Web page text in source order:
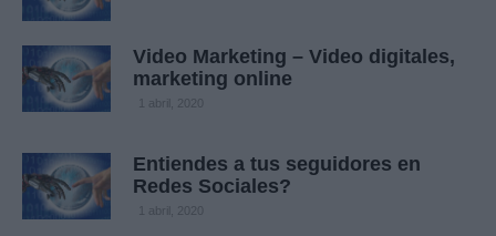
Video Marketing – Video digitales,
marketing online
1 abril, 2020
Entiendes a tus seguidores en
Redes Sociales?
1 abril, 2020